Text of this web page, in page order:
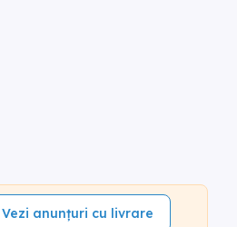
Vezi anunțuri cu livrare